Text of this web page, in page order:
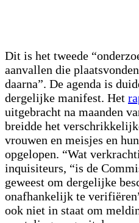
Dit is het tweede
aanvallen die
daarna”. De agenda is
dergelijke manifest. Het
uitgebracht na maanden
breidde het
vrouwen en meisjes en
opgelopen. “Wat
inquisiteurs, “is de
geweest om dergelijke
onafhankelijk te
ook niet in staat om